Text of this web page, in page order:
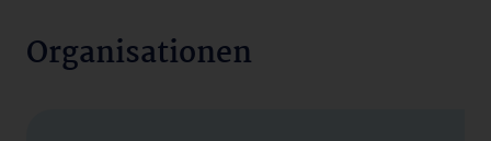
Organisationen